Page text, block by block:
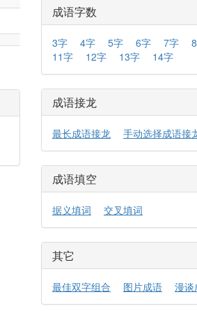
成语字数
3字 4字 5字 6字 7字
11字
12字 13字 14字
成语接龙
最长成语接龙 手动选择成语接
成语填空
据义填词 交叉填词
其它
最佳双字组合 图片成语 漫谈